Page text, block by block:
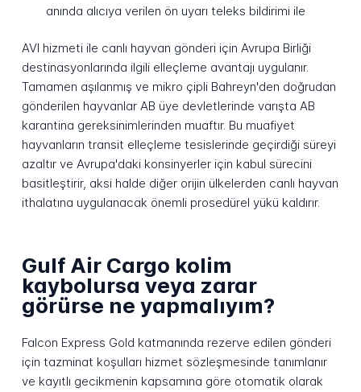
anında alıcıya verilen ön uyarı teleks bildirimi ile
AVI hizmeti ile canlı hayvan gönderi için Avrupa Birliği
destinasyonlarında ilgili elleçleme avantajı uygulanır.
Tamamen aşılanmış ve mikro çipli Bahreyn'den doğrudan
gönderilen hayvanlar AB üye devletlerinde varışta AB
karantina gereksinimlerinden muaftır. Bu muafiyet
hayvanların transit elleçleme tesislerinde geçirdiği süreyi
azaltır ve Avrupa'daki konsinyerler için kabul sürecini
basitleştirir, aksi halde diğer orijin ülkelerden canlı hayvan
ithalatına uygulanacak önemli prosedürel yükü kaldırır.
Gulf Air Cargo kolim
kaybolursa veya zarar
görürse ne yapmalıyım?
Falcon Express Gold katmanında rezerve edilen gönderi
için tazminat koşulları hizmet sözleşmesinde tanımlanır
ve kayıtlı gecikmenin kapsamına göre otomatik olarak